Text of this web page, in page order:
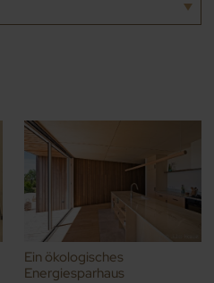
Ein ökologisches
Energiesparhaus